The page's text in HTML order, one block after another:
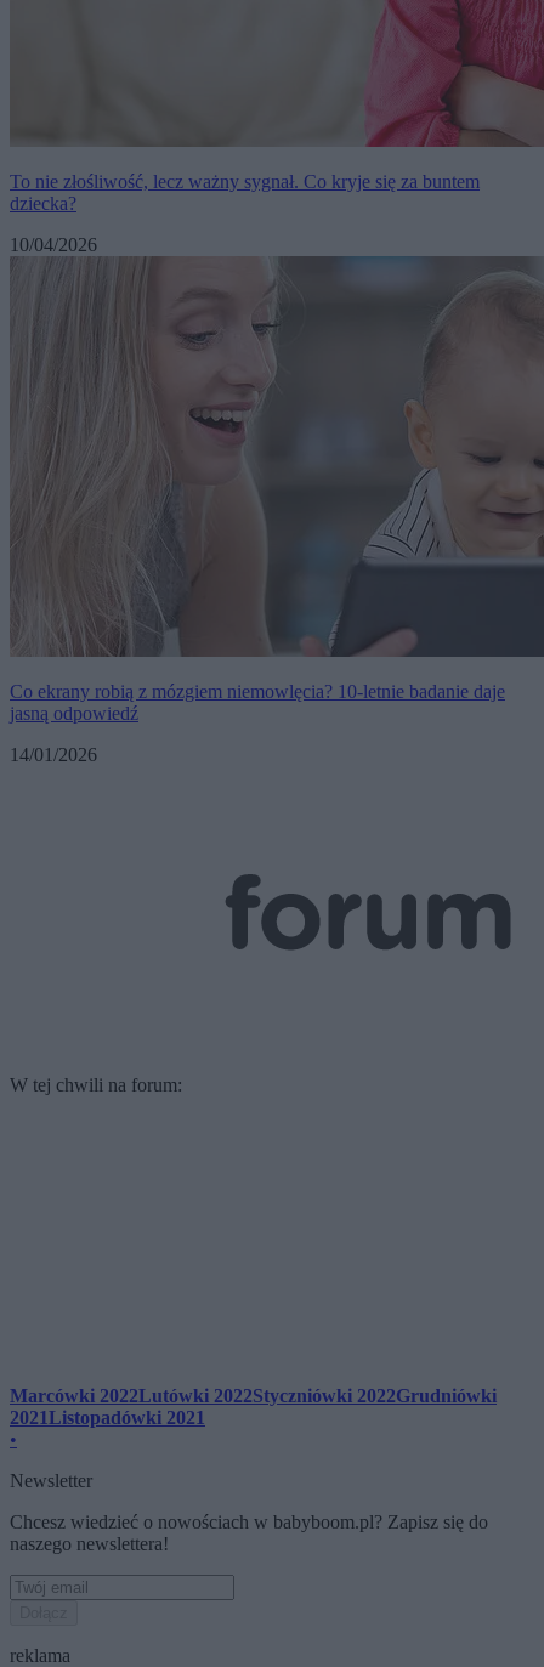
To nie złośliwość, lecz ważny sygnał. Co kryje się za buntem
dziecka?
10/04/2026
Co ekrany robią z mózgiem niemowlęcia? 10-letnie badanie daje
jasną odpowiedź
14/01/2026
W tej chwili na forum:
Marcówki 2022Lutówki 2022Styczniówki 2022Grudniówki
2021Listopadówki 2021
•
Newsletter
Chcesz wiedzieć o nowościach w babyboom.pl? Zapisz się do
naszego newslettera!
reklama